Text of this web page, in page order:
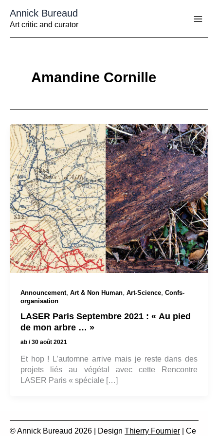
contenu
Annick Bureaud
Art critic and curator
Amandine Cornille
Announcement, Art & Non Human, Art-Science, Confs-
organisation
LASER Paris Septembre 2021 : « Au pied
de mon arbre … »
ab /30 août 2021
Et hop ! L’automne arrive mais je reste dans des
projets liés au végétal avec cette Rencontre
LASER Paris « spéciale […]
© Annick Bureaud 2026 | Design Thierry Fournier | Ce